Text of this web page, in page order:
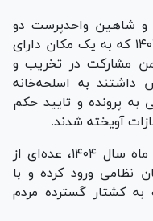
و شاهین واحدپرست دو
عامل دشمن در اغتشاشات دی‌ماه ۱۴۰۴ که به یک مکان دارای
مشارکت در تخریب و
به اسلحه‌خانه
پرونده و تایید حکم
آویخته شدند.
در جریان اغتشاشات تروریستی دی ماه سال ۱۴۰۴، عده‌ای از
نظامی ورود کرده و با
کشتار گسترده مردم